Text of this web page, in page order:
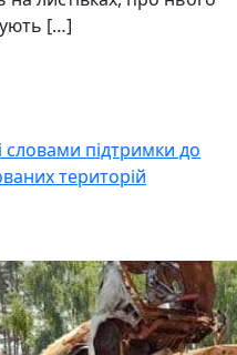
[…]
словами підтримки до
територій